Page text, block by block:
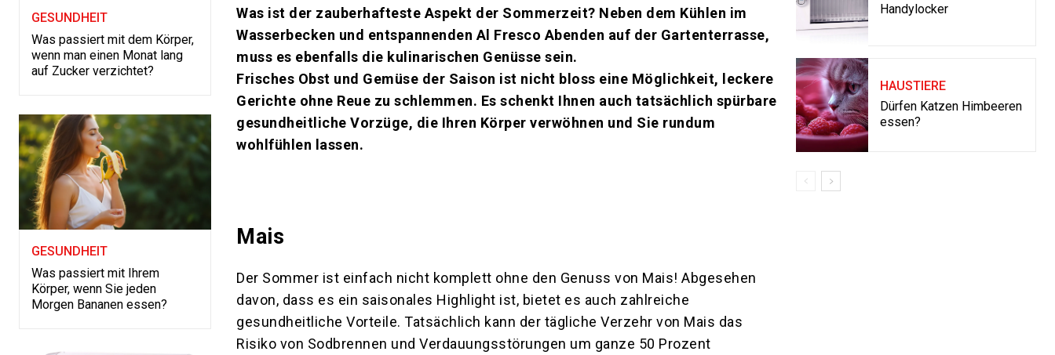
GESUNDHEIT
Was passiert mit dem Körper,
wenn man einen Monat lang
auf Zucker verzichtet?
GESUNDHEIT
Was passiert mit Ihrem
Körper, wenn Sie jeden
Morgen Bananen essen?
Was ist der zauberhafteste Aspekt der Sommerzeit? Neben dem Kühlen im
Wasserbecken und entspannenden Al Fresco Abenden auf der Gartenterrasse,
muss es ebenfalls die kulinarischen Genüsse sein.
Frisches Obst und Gemüse der Saison ist nicht bloss eine Möglichkeit, leckere
Gerichte ohne Reue zu schlemmen. Es schenkt Ihnen auch tatsächlich spürbare
gesundheitliche Vorzüge, die Ihren Körper verwöhnen und Sie rundum
wohlfühlen lassen.
Mais
Der Sommer ist einfach nicht komplett ohne den Genuss von Mais! Abgesehen
davon, dass es ein saisonales Highlight ist, bietet es auch zahlreiche
gesundheitliche Vorteile. Tatsächlich kann der tägliche Verzehr von Mais das
Risiko von Sodbrennen und Verdauungsstörungen um ganze 50 Prozent
Handylocker
HAUSTIERE
Dürfen Katzen Himbeeren
essen?